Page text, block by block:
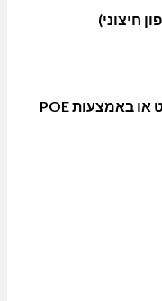
חיצוני)